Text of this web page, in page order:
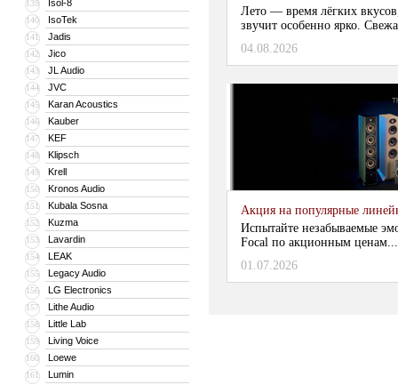
139 Isol-8
140 IsoTek
141 Jadis
142 Jico
143 JL Audio
144 JVC
145 Karan Acoustics
146 Kauber
147 KEF
148 Klipsch
149 Krell
150 Kronos Audio
151 Kubala Sosna
152 Kuzma
153 Lavardin
154 LEAK
155 Legacy Audio
156 LG Electronics
157 Lithe Audio
158 Little Lab
159 Living Voice
160 Loewe
161 Lumin
Лето — время лёгких
звучит особенно ярко.
04.08.2026
Акция на популярные
Испытайте незабываемые
Focal по акционным
01.07.2026